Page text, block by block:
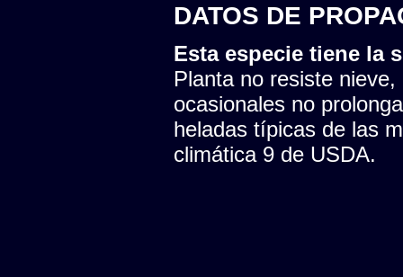
DATOS DE
Esta especie tiene la
Planta no resiste
ocasionales no
heladas típicas de las
climática 9 de USDA.